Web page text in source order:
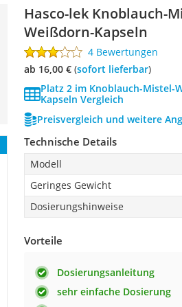
Hasco-lek Knoblauch-
Weißdorn-Kapseln
4 Bewertungen
ab 16,00 €( Sofort lieferbar)
Platz 2 im Knoblauch-Mistel-
Kapseln Vergleich
Preisvergleich und weitere
Technische Details
Modell
Geringes Gewicht
Dosierungshinweise
Vorteile
Dosierungsanleitung
sehr einfache Dosierung